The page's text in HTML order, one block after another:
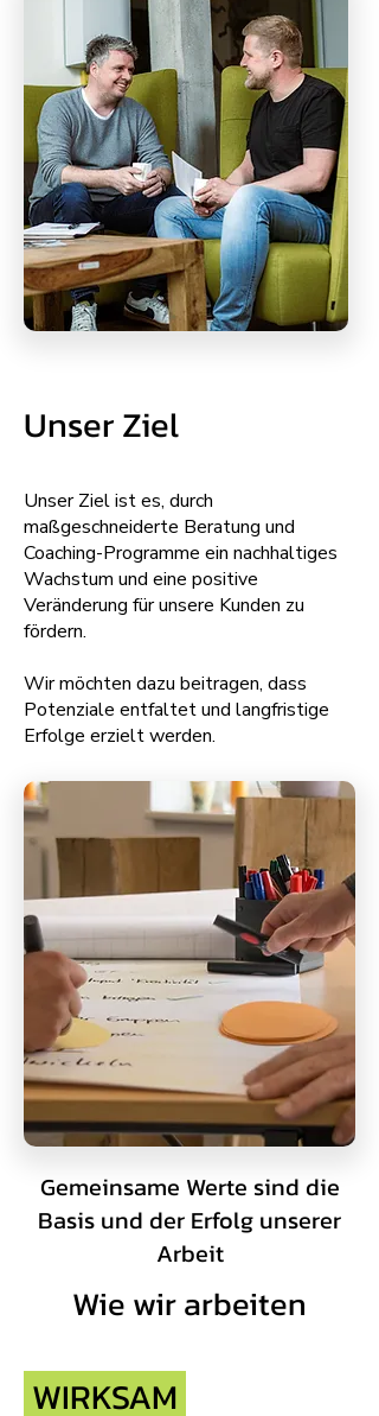
Unser Ziel
Unser Ziel ist es, durch
maßgeschneiderte Beratung und
Coaching-Programme ein nachhaltiges
Wachstum und eine positive
Veränderung für unsere Kunden zu
fördern.
Wir möchten dazu beitragen, dass
Potenziale entfaltet und langfristige
Erfolge erzielt werden.
Gemeinsame Werte sind die
Basis und der Erfolg unserer
Arbeit
Wie wir arbeiten
WIRKSAM